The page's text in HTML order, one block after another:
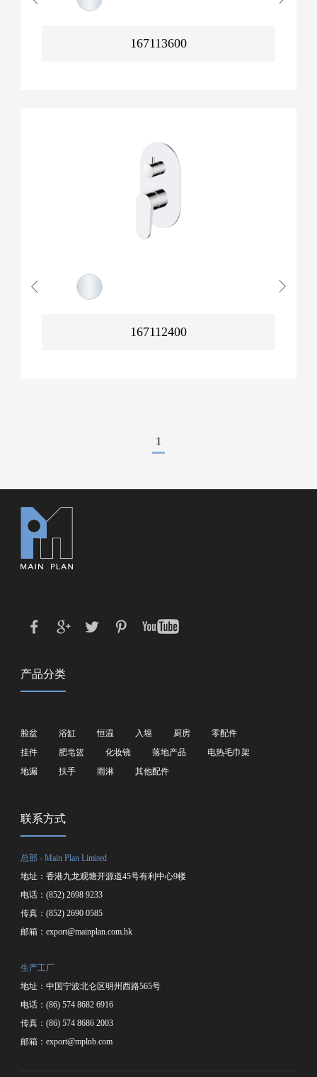
167113600
167112400
1
产品分类
脸盆 浴缸 恒温 入墙 厨房
零配件
挂件
肥皂篮 化妆镜 落地产品
电热毛巾架
地漏
扶手 雨淋 其他配件
联系方式
总部 - Main Plan Limited
地址：香港九龙观塘开源道45号有利中心9楼
电话：(852) 2698 9233
传真：(852) 2690 0585
邮箱：export@mainplan.com.hk
生产工厂
地址：中国宁波北仑区明州西路565号
电话：(86) 574 8682 6916
传真：(86) 574 8686 2003
邮箱：export@mplnb.com